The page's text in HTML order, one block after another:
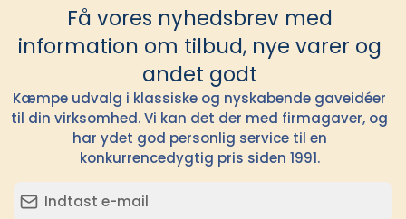
Få vores nyhedsbrev med
information om tilbud, nye varer og
andet godt
Kæmpe udvalg i klassiske og nyskabende gaveidéer
til din virksomhed. Vi kan det der med firmagaver, og
har ydet god personlig service til en
konkurrencedygtig pris siden 1991.